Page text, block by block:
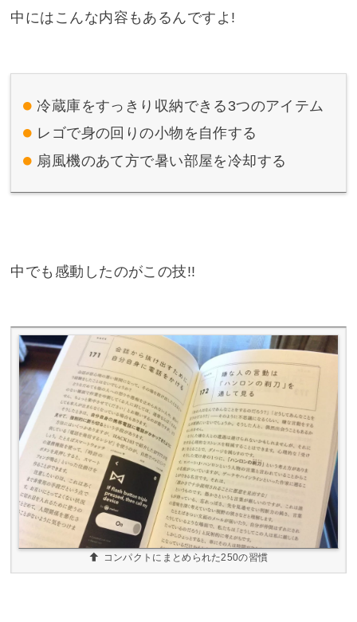
中にはこんな内容もあるんですよ!
冷蔵庫をすっきり収納できる3つのアイテム
レゴで身の回りの小物を自作する
扇風機のあて方で暑い部屋を冷却する
中でも感動したのがこの技!!
コンパクトにまとめられた250の習慣